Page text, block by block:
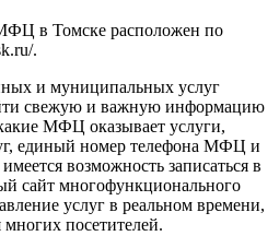
в Томске расположен по
.
и муниципальных услуг
свежую и важную информацию
МФЦ оказывает услуги,
единый номер телефона МФЦ и
возможность записаться в
многофункционального
услуг в реальном времени,
посетителей.